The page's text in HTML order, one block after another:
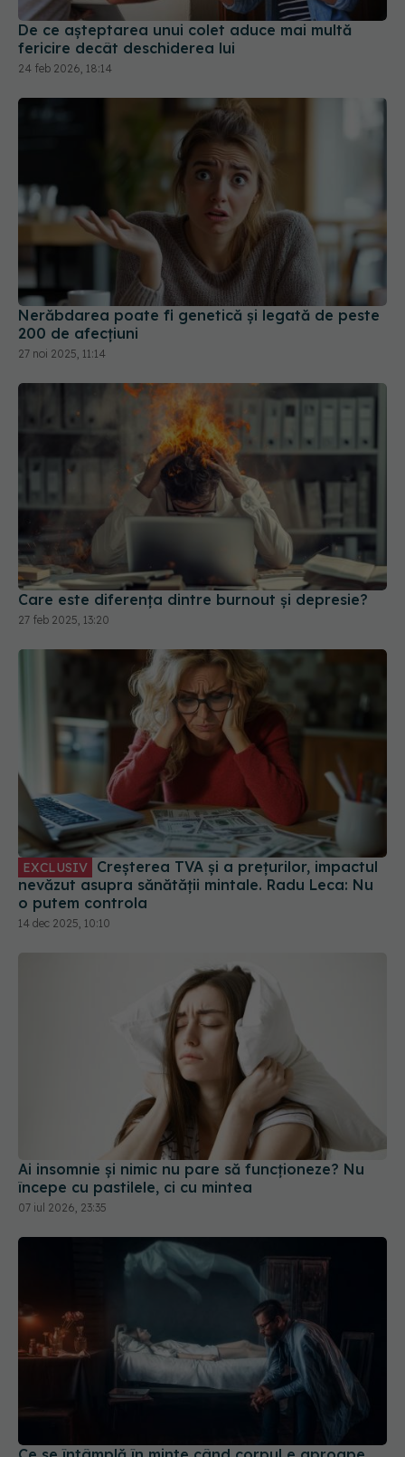
Nerăbdarea poate fi genetică și legată de peste
200 de afecțiuni
27 noi 2025, 11:14
Care este diferența dintre burnout și depresie?
27 feb 2025, 13:20
EXCLUSIV
nevăzut asupra sănătății mintale. Radu Leca: Nu
o putem controla
14 dec 2025, 10:10
Ai insomnie și nimic nu pare să funcționeze? Nu
începe cu pastilele, ci cu mintea
Ce se întâmplă în minte când corpul e aproape
de moarte. Tipare care se repetă în întreaga